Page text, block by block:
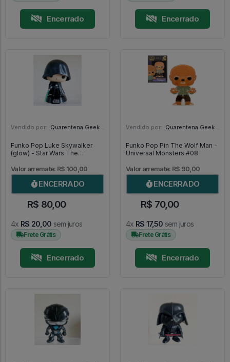
Encerrado Encerrado
Vendido por: Quarentena Geek Store - SP
Funko Pop Luke Skywalker
(glow) - Star Wars The
Valor arremate: R$ 100,00
ENCERRADO
R$ 80,00
4x R$ 20,00 sem juros
Frete Grátis
Encerrado
Vendido por: Quarentena Geek Store - SP
Funko Pop Pin The Wolf Man -
Universal Monsters #08
Valor arremate: R$ 90,00
ENCERRADO
R$ 70,00
4x R$ 17,50 sem juros
Frete Grátis
Encerrado